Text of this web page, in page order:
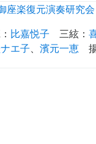
座楽復元演奏研究会
： 比嘉悦子 三絃 ：
エ子 濱元一恵